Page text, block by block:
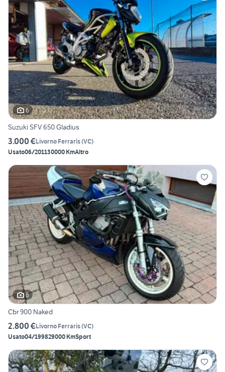
6
Suzuki SFV 650 Gladius
3.000 €Livorno Ferraris(VC)
Usato06/201130000 KmAltro
6
Cbr 900 Naked
2.800 €Livorno Ferraris(VC)
Usato04/199829000 KmSport